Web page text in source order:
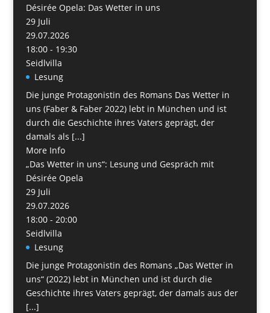
Désirée Opela: Das Wetter in uns
29 Juli
29.07.2026
18:00 - 19:30
Seidlvilla
Lesung
Die junge Protagonistin des Romans Das Wetter in
uns (Faber & Faber 2022) lebt in München und ist
durch die Geschichte ihres Vaters geprägt, der
damals als [...]
More Info
„Das Wetter in uns“: Lesung und Gespräch mit
Désirée Opela
29 Juli
29.07.2026
18:00 - 20:00
Seidlvilla
Lesung
Die junge Protagonistin des Romans „Das Wetter in
uns“ (2022) lebt in München und ist durch die
Geschichte ihres Vaters geprägt, der damals aus der
[...]